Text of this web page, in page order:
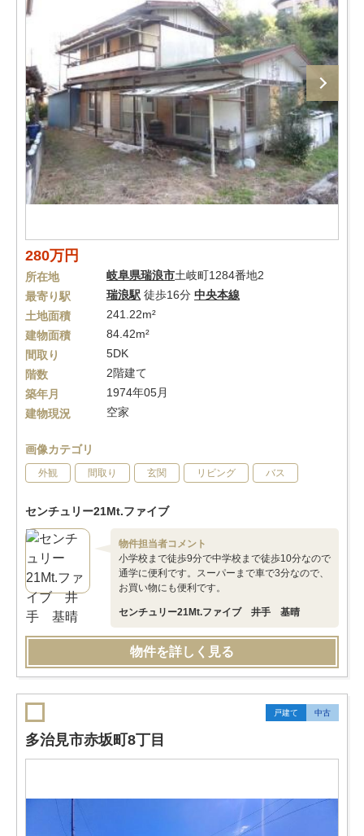
280万円
所在地 岐阜県瑞浪市土岐町1284番地2
最寄り駅
瑞浪駅 徒歩16分 中央本線
土地面積
241.22m²
建物面積
84.42m²
間取り
5DK
階数
2階建て
築年月
1974年05月
建物現況
空家
画像カテゴリ
外観 間取り 玄関 リビング バス
センチュリー21Mt.ファイブ
物件担当者コメント
小学校まで徒歩9分で中学校まで徒歩10分なので
通学に便利です。スーパーまで車で3分なので、
お買い物にも便利です。
センチュリー21Mt.ファイブ 井手 基晴
物件を詳しく見る
戸建て 中古
多治見市赤坂町8丁目